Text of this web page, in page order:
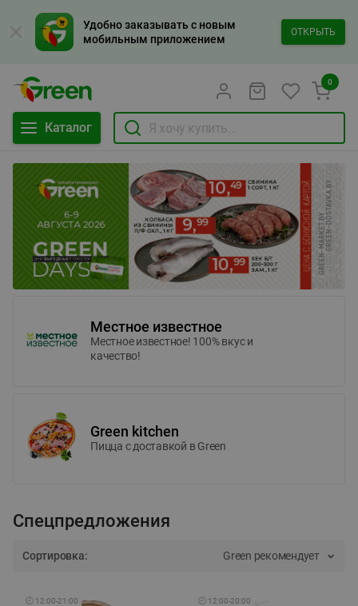
Удобно заказывать с новым
мобильным приложением
ОТКРЫТЬ
Каталог
0
Местное известное
Местное известное! 100% вкус и
качество!
Green kitchen
Пицца c доставкой в Green
Спецпредложения
Сортировка: Green рекомендует
🕘 12:00-21:00 🕘 12:00-20:00